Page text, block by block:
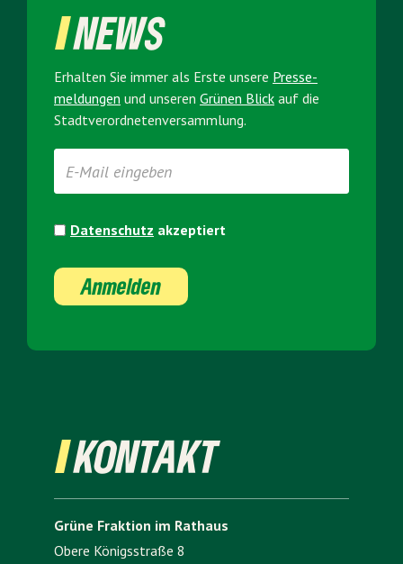
NEWS
Erhalten Sie immer als Erste unsere Presse­
meldungen und unseren Grünen Blick auf die
Stadt­verordneten­versammlung.
Datenschutz akzeptiert
Anmelden
KONTAKT
Grüne Fraktion im Rathaus
Obere Königsstraße 8